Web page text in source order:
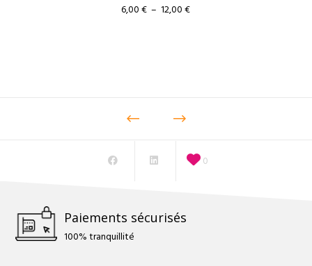
6,00€ – 12,00€Plage
0
Paiements sécurisés
100% tranquillité